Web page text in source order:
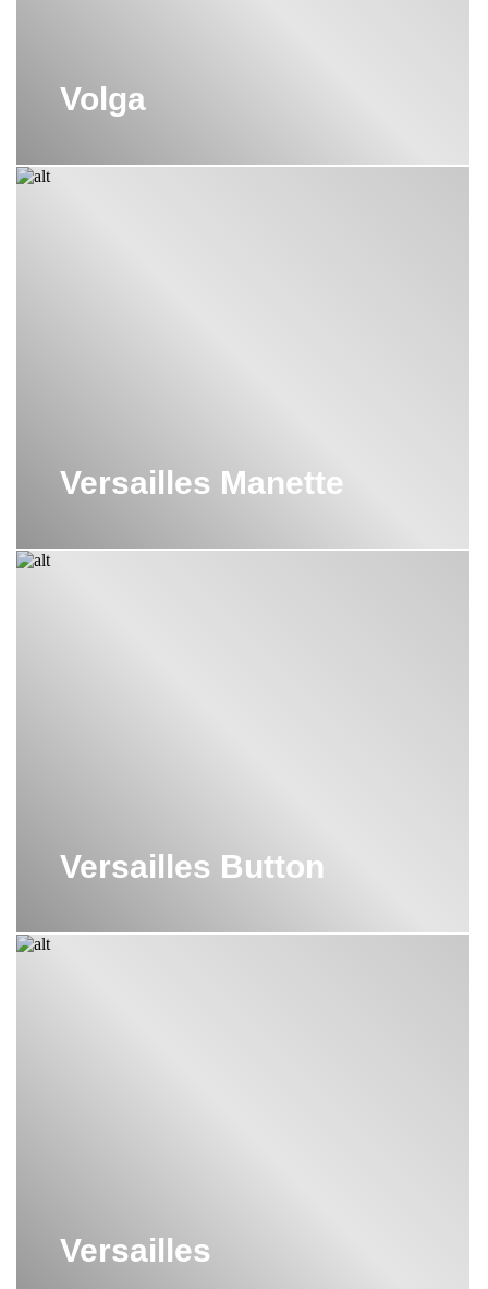
Volga
Versailles Manette
Versailles Button
Versailles